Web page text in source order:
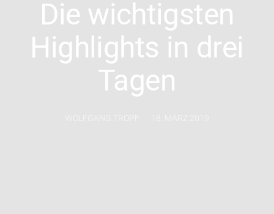
Die wichtigsten
Highlights in drei
Tagen